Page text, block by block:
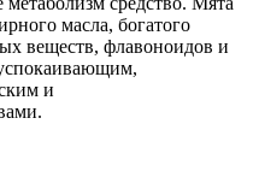
масла, богатого
веществ, флавоноидов и
и